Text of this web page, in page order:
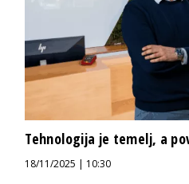
Tehnologija je temelj, a
18/11/2025 | 10:30